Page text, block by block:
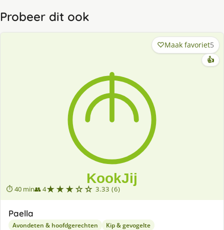
Probeer dit ook
⏱ 40 min👥 4★★★☆☆ 3.33 (6)
Maak favoriet5
👍
Paella
Avondeten & hoofdgerechten Kip & gevogelte